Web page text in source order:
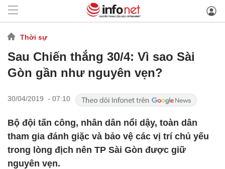
Thời sự
Sau Chiến thắng 30/4: Vì sao Sài
Gòn gần như nguyên vẹn?
30/04/2019 - 07:10
Bộ đội tấn công, nhân dân nổi dậy, toàn dân
tham gia đánh giặc và bảo vệ các vị trí chủ yếu
trong lòng địch nên TP Sài Gòn được giữ
nguyên vẹn.